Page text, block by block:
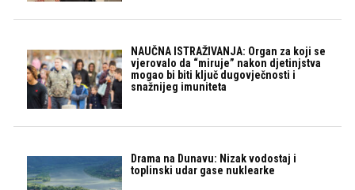
NAUČNA ISTRAŽIVANJA: Organ za koji se
vjerovalo da “miruje” nakon djetinjstva
mogao bi biti ključ dugovječnosti i
snažnijeg imuniteta
Drama na Dunavu: Nizak vodostaj i
toplinski udar gase nuklearke